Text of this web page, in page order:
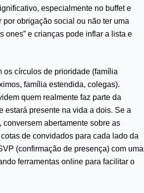
especialmente no buffet e
por obrigação social ou não ter uma
ones” e crianças pode inflar a lista e
os círculos de prioridade (família
família estendida, colegas).
quem realmente faz parte da
estará presente na vida a dois. Se a
conversem abertamente sobre as
de convidados para cada lado da
(confirmação de presença) com uma
ferramentas online para facilitar o